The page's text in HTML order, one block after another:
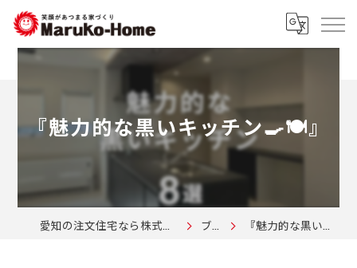
『魅力的な黒いキッチン🍳🍽️』
愛知の注文住宅なら株式会社マルコーホーム ブログ 『魅力的な黒いキッチン🍳🍽️』